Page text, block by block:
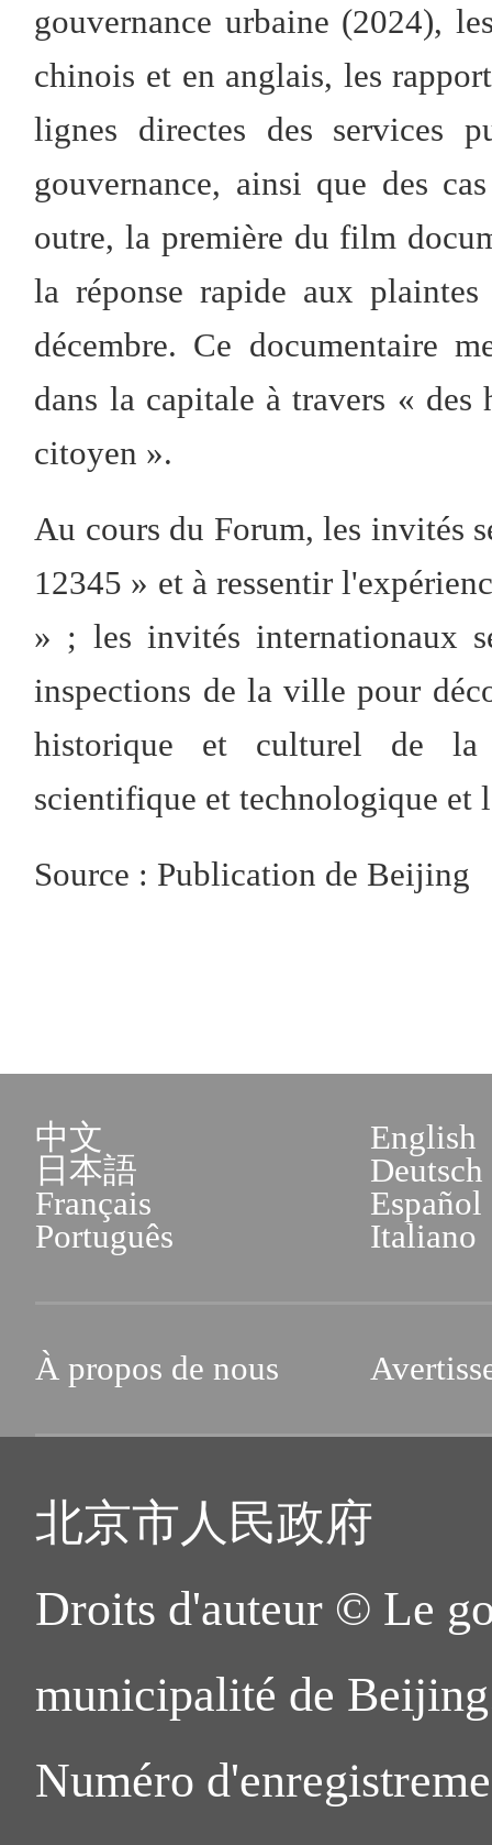
gouvernance urbaine (2024),
chinois et en anglais, les
lignes directes des services
gouvernance, ainsi que des
outre, la première du film
la réponse rapide aux
décembre. Ce documentaire
dans la capitale à travers «
citoyen ».
Au cours du Forum, les invités
12345 » et à ressentir
» ; les invités internationaux
inspections de la ville pour
historique et culturel de la
scientifique et technologique et
Source : Publication de Beijing
中文
English
日本語
Deutsch
Français
Español
Português
Italiano
À propos de nous
北京市人民政府
Droits d'auteur © Le
municipalité de
Numéro